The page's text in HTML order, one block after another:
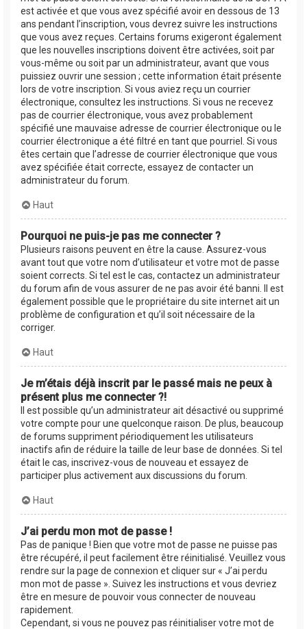
est activée et que vous avez spécifié avoir en dessous de 13
ans pendant l’inscription, vous devrez suivre les instructions
que vous avez reçues. Certains forums exigeront également
que les nouvelles inscriptions doivent être activées, soit par
vous-même ou soit par un administrateur, avant que vous
puissiez ouvrir une session ; cette information était présente
lors de votre inscription. Si vous aviez reçu un courrier
électronique, consultez les instructions. Si vous ne recevez
pas de courrier électronique, vous avez probablement
spécifié une mauvaise adresse de courrier électronique ou le
courrier électronique a été filtré en tant que pourriel. Si vous
êtes certain que l’adresse de courrier électronique que vous
avez spécifiée était correcte, essayez de contacter un
administrateur du forum.
Haut
Pourquoi ne puis-je pas me connecter ?
Plusieurs raisons peuvent en être la cause. Assurez-vous
avant tout que votre nom d’utilisateur et votre mot de passe
soient corrects. Si tel est le cas, contactez un administrateur
du forum afin de vous assurer de ne pas avoir été banni. Il est
également possible que le propriétaire du site internet ait un
problème de configuration et qu’il soit nécessaire de la
corriger.
Haut
Je m’étais déjà inscrit par le passé mais ne peux à
présent plus me connecter ?!
Il est possible qu’un administrateur ait désactivé ou supprimé
votre compte pour une quelconque raison. De plus, beaucoup
de forums suppriment périodiquement les utilisateurs
inactifs afin de réduire la taille de leur base de données. Si tel
était le cas, inscrivez-vous de nouveau et essayez de
participer plus activement aux discussions du forum.
Haut
J’ai perdu mon mot de passe !
Pas de panique ! Bien que votre mot de passe ne puisse pas
être récupéré, il peut facilement être réinitialisé. Veuillez vous
rendre sur la page de connexion et cliquer sur « J’ai perdu
mon mot de passe ». Suivez les instructions et vous devriez
être en mesure de pouvoir vous connecter de nouveau
rapidement.
Cependant, si vous ne pouvez pas réinitialiser votre mot de